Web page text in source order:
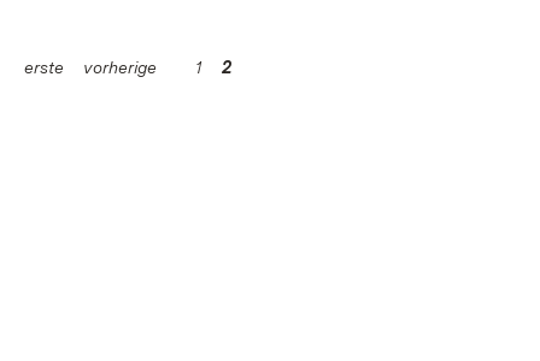
erste vorherige 1 2